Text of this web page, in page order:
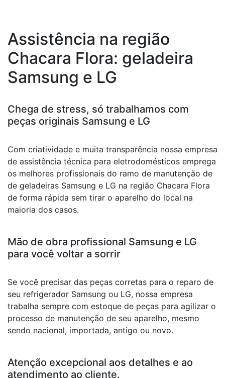
Assistência na região
Chacara Flora: geladeira
Samsung e LG
Chega de stress, só trabalhamos com
peças originais Samsung e LG
Com criatividade e muita transparência nossa empresa
de assistência técnica para eletrodomésticos emprega
os melhores profissionais do ramo de manutenção de
de geladeiras Samsung e LG na região Chacara Flora
de forma rápida sem tirar o aparelho do local na
maioria dos casos.
Mão de obra profissional Samsung e LG
para você voltar a sorrir
Se você precisar das peças corretas para o reparo de
seu refrigerador Samsung ou LG, nossa empresa
trabalha sempre com estoque de peças para agilizar o
processo de manutenção de seu aparelho, mesmo
sendo nacional, importada, antigo ou novo.
Atenção excepcional aos detalhes e ao
atendimento ao cliente.